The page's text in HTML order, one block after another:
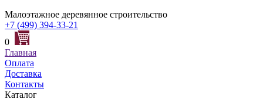
Малоэтажное деревянное строительство
+7 (499) 394-33-21
0
Главная
Оплата
Доставка
Контакты
Каталог